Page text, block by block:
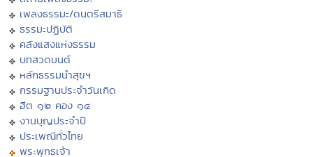
เพลงธรรมะ/ดนตรีสมาธิ
ธรรมะปฏิบัติ
คลังแสงแห่งธรรม
บทสวดมนต์
หลักธรรมนำสุขฯ
กรรมฐานประจำวันเกิด
ฮีต ๑๒ คอง ๑๔
งานบุญประจำปี
ประเพณีทั่วไทย
พระพุทธเจ้า